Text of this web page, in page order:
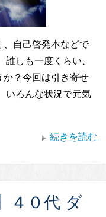
、自己啓発本などで
しも一度くらい、
か？今回は引き寄せ
いろんな状況で元気
続きを読む
４０代 ダ